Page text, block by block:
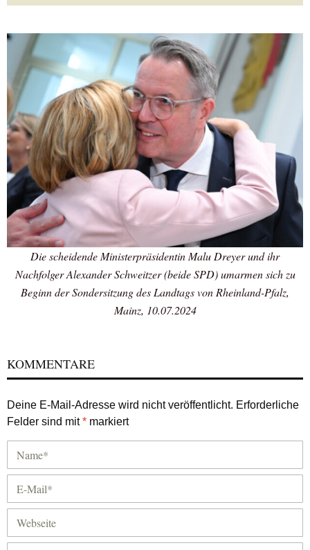
Die scheidende Ministerpräsidentin Malu Dreyer und ihr
Nachfolger Alexander Schweitzer (beide SPD) umarmen sich zu
Beginn der Sondersitzung des Landtags von Rheinland-Pfalz,
Mainz, 10.07.2024
KOMMENTARE
Deine E-Mail-Adresse wird nicht veröffentlicht. Erforderliche
Felder sind mit* markiert